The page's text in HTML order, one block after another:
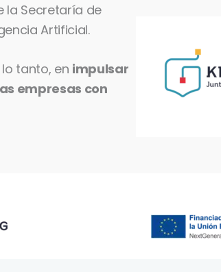
la Secretaría de
Artificial.
tanto, en impulsar
empresas con